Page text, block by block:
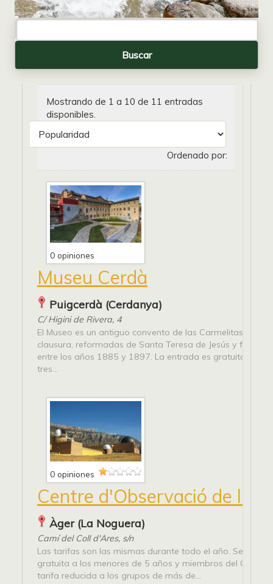
Mostrando de 1 a 10 de 11 entradas
disponibles.
Ordenado por:
0 opiniones
Museu Cerdà
Puigcerdà (Cerdanya)
C/ Higini de Rivera, 4
El Museo es un antiguo convento de las Carmelitas
clausura, reformadas de Santa Teresa de Jesús y fue
entre los años 1885 y 1897. La entrada es gratuita y
tres...
0 opiniones
Centre d'Observació de
Àger (La Noguera)
Camí del Coll d'Ares, s/n
Las tarifas son las mismas durante todo el año. Se
gratuita a los menores de 5 años y miembros del Club
tarifa reducida a los grupos de más de...